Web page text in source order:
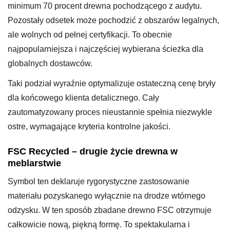
minimum 70 procent drewna pochodzącego z audytu.
Pozostały odsetek może pochodzić z obszarów legalnych,
ale wolnych od pełnej certyfikacji. To obecnie
najpopularniejsza i najczęściej wybierana ścieżka dla
globalnych dostawców.
Taki podział wyraźnie optymalizuje ostateczną cenę bryły
dla końcowego klienta detalicznego. Cały
zautomatyzowany proces nieustannie spełnia niezwykle
ostre, wymagające kryteria kontrolne jakości.
FSC Recycled – drugie życie drewna w
meblarstwie
Symbol ten deklaruje rygorystyczne zastosowanie
materiału pozyskanego wyłącznie na drodze wtórnego
odzysku. W ten sposób zbadane drewno FSC otrzymuje
całkowicie nową, piękną formę. To spektakularna i